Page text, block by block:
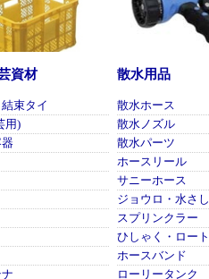
資材
束タイ
用)
散水用品
散水ホース
散水ノズル
散水パーツ
ホースリール
サニーホース
ジョウロ・水さし
スプリンクラー
ひしゃく・ロート
ホースバンド
ローリータンク